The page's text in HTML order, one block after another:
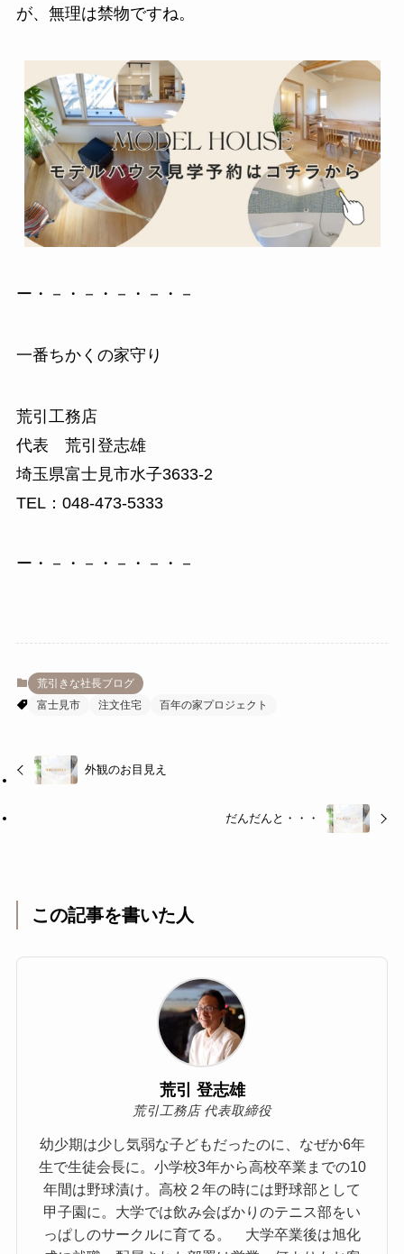
が、無理は禁物ですね。
ー・－・－・－・－・－
一番ちかくの家守り
荒引工務店
代表 荒引登志雄
埼玉県富士見市水子3633-2
TEL：048-473-5333
ー・－・－・－・－・－
荒引きな社長ブログ
富士見市
注文住宅 百年の家プロジェクト
外観のお目見え
だんだんと・・・
この記事を書いた人
荒引 登志雄
荒引工務店 代表取締役
幼少期は少し気弱な子どもだったのに、なぜか6年
生で生徒会長に。小学校3年から高校卒業までの10
年間は野球漬け。高校２年の時には野球部として
甲子園に。大学では飲み会ばかりのテニス部をい
っぱしのサークルに育てる。 大学卒業後は旭化